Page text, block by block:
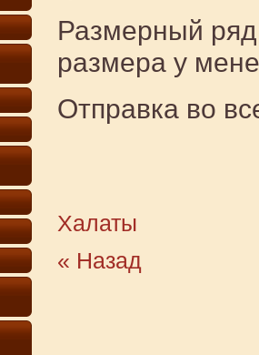
Размерный
размера у
Отправка во
Халаты
« Назад